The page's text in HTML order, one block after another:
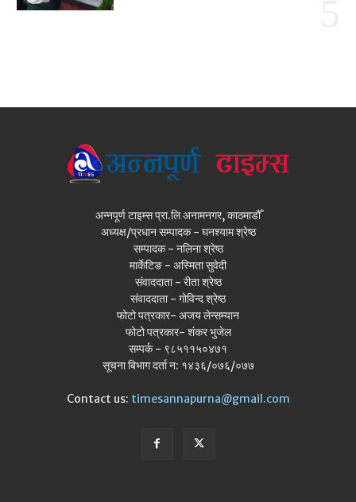
अन्नपूर्ण टाइम्स प्रा.लि अनामनगर, काठमाडौँ
अध्यक्ष/प्रधान सम्पादक - घनश्याम श्रेष्ठ
सम्पादक - नलिना श्रेष्ठ
मार्केटिङ - अस्मिता सुवेदी
संवाददाता - रीता श्रेष्ठ
संवाददाता - गोविन्द श्रेष्ठ
फोटो पत्रकार- अजय लेन्सम्यान
फोटो पत्रकार- शंकर भुजेल
सम्पर्क - ९८५११५०४७१
सूचना बिभाग दर्ता न: १४३६/०७६/०७७
Contact us: timesannapurna@gmail.com